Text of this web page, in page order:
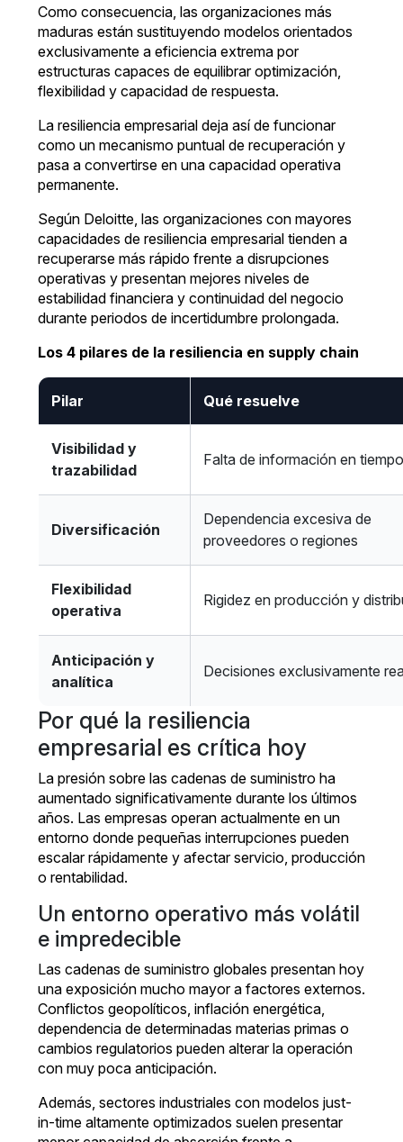
Como consecuencia, las organizaciones más
maduras están sustituyendo modelos orientados
exclusivamente a eficiencia extrema por
estructuras capaces de equilibrar optimización,
flexibilidad y capacidad de respuesta.
La resiliencia empresarial deja así de funcionar
como un mecanismo puntual de recuperación y
pasa a convertirse en una capacidad operativa
permanente.
Según Deloitte, las organizaciones con mayores
capacidades de resiliencia empresarial tienden a
recuperarse más rápido frente a disrupciones
operativas y presentan mejores niveles de
estabilidad financiera y continuidad del negocio
durante periodos de incertidumbre prolongada.
Los 4 pilares de la resiliencia en supply chain
Pilar Qué resuelve
Visibilidad y
trazabilidad
Falta de información en
Diversificación
Dependencia excesiva de
proveedores o regiones
Flexibilidad
operativa
Rigidez en producción y
Anticipación y
analítica
Decisiones exclusivamente
Por qué la resiliencia
empresarial es crítica hoy
La presión sobre las cadenas de suministro ha
aumentado significativamente durante los últimos
años. Las empresas operan actualmente en un
entorno donde pequeñas interrupciones pueden
escalar rápidamente y afectar servicio, producción
o rentabilidad.
Un entorno operativo más volátil
e impredecible
Las cadenas de suministro globales presentan hoy
una exposición mucho mayor a factores externos.
Conflictos geopolíticos, inflación energética,
dependencia de determinadas materias primas o
cambios regulatorios pueden alterar la operación
con muy poca anticipación.
Además, sectores industriales con modelos just-
in-time altamente optimizados suelen presentar